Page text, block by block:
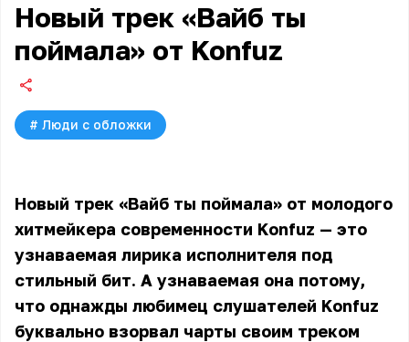
Новый трек «Вайб ты
поймала» от Konfuz
# Люди с обложки
Новый трек «Вайб ты поймала» от молодого
хитмейкера современности Konfuz — это
узнаваемая лирика исполнителя под
стильный бит. А узнаваемая она потому,
что однажды любимец слушателей Konfuz
буквально взорвал чарты своим треком